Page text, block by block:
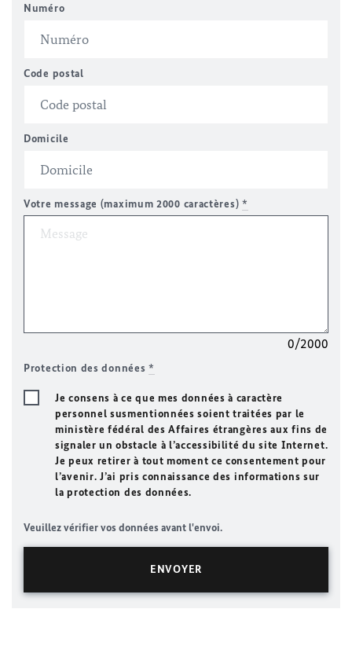
Numéro
Code postal
Domicile
Votre message (maximum 2000 caractères) *
0/2000
Protection des données*
Je consens à ce que mes données à caractère
personnel susmentionnées soient traitées par le
ministère fédéral des Affaires étrangères aux fins de
signaler un obstacle à l’accessibilité du site Internet.
Je peux retirer à tout moment ce consentement pour
l’avenir. J’ai pris connaissance des informations sur
la protection des données.
Veuillez vérifier vos données avant l'envoi.